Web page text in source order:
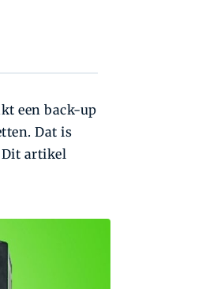
een back-up
Dat is
Dit artikel